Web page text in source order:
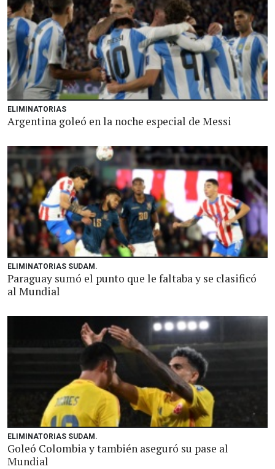
ELIMINATORIAS
Argentina goleó en la noche especial de Messi
ELIMINATORIAS SUDAM.
Paraguay sumó el punto que le faltaba y se clasificó
al Mundial
ELIMINATORIAS SUDAM.
Goleó Colombia y también aseguró su pase al
Mundial